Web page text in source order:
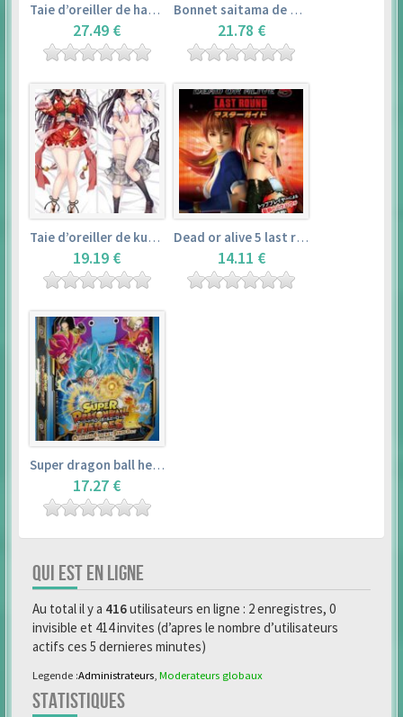
Taie d’oreiller de hatsune miku (150cm×50cm) – vocaloid
27.49 €
Bonnet saitama de one punch man
21.78 €
Taie d’oreiller de kurosawa dia (160x50cm) – love live! sunshine!!
19.19 €
Dead or alive 5 last round master guide
14.11 €
Super dragon ball heroes : official 4 pocket binder set
17.27 €
QUI EST EN LIGNE
Au total il y a 416utilisateurs en ligne : 2 enregistres, 0
invisible et 414 invites (d’apres le nombre d’utilisateurs
actifs ces 5 dernieres minutes)
Legende :Administrateurs Moderateurs globaux
STATISTIQUES